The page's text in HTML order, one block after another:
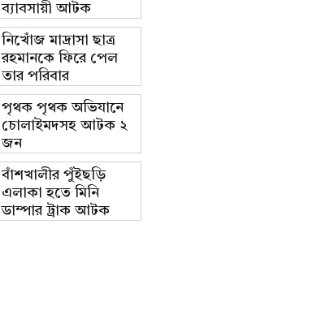
ব্যাবসায়ী আটক
নিখোঁজ মাদ্রাসা ছাত্র
রহমানকে ফিরে পেল
তার পরিবার
পৃথক পৃথক অভিযানে
চোলাইমদসহ আটক ২
জন
বাঁশখালীর পুঁইছড়ি
এলাকা হতে মিনি
ডাম্পার ট্রাক আটক